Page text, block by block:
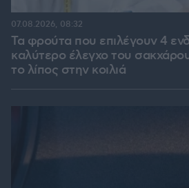
Τα φρούτα που επιλέγουν 4
καλύτερο έλεγχο του
το λίπος στην κοιλιά
07.08.2026, 08:32